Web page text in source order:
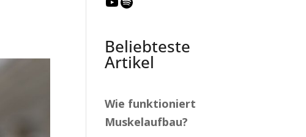
YouTube
Beliebteste
Artikel
Wie funktioniert
Muskelaufbau?